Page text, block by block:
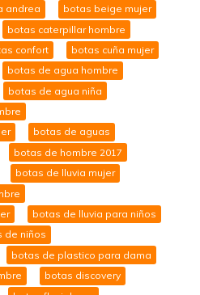
andrea
botas beige mujer
botas caterpillar hombre
confort
botas cuña mujer
botas de agua hombre
botas de agua niña
botas de aguas
botas de hombre 2017
botas de lluvia mujer
botas de lluvia para niños
de niños
botas de plastico para dama
botas discovery